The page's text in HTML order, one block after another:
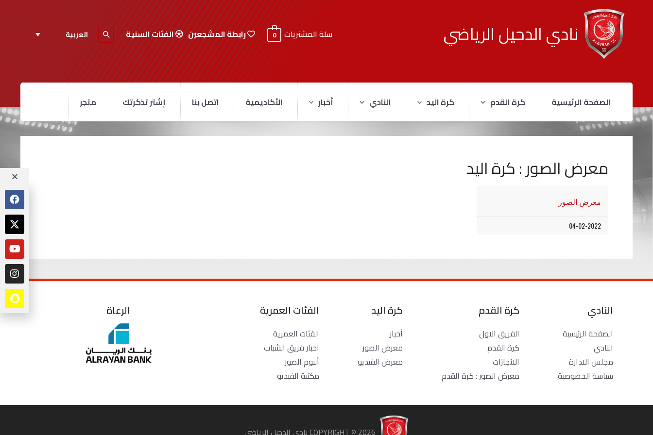
نادي الدحيل الرياضي سلة المشتريات 0 رابطة المشجعين الفئات السنية العربية
الصفحة الرئيسية كرة القدم كرة اليد النادي أخبار الأكاديمية اتصل بنا إشتر تذكرتك متجر
معرض الصور : كرة اليد
معرض الصور
04-02-2022
النادي
الصفحة الرئيسية
النادي
مجلس الادارة
سياسة الخصوصية
كرة القدم
الفريق الاول
كرة القدم
الانجازات
معرض الصور : كرة القدم
كرة اليد
أخبار
معرض الصور
معرض الفيديو
الفئات العمرية
الفئات العمرية
اخبار فريق الشباب
ألبوم الصور
مكتبة الفيديو
الرعاة
2026 نادي الدحيل الرياضي